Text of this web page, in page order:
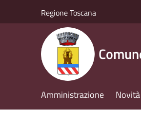
Regione Toscana
Amministrazione Novità